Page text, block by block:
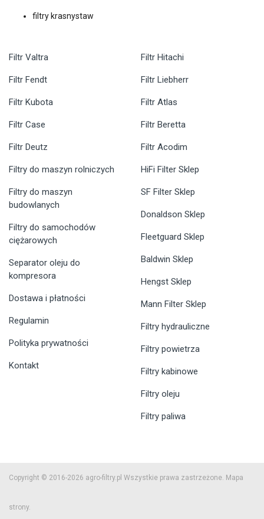
filtry krasnystaw
Filtr Valtra
Filtr Fendt
Filtr Kubota
Filtr Case
Filtr Deutz
Filtr Hitachi
Filtr Liebherr
Filtr Atlas
Filtr Beretta
Filtr Acodim
Filtry do maszyn rolniczych
Filtry do maszyn
budowlanych
Filtry do samochodów
ciężarowych
Separator oleju do
kompresora
Dostawa i płatności
Regulamin
Polityka prywatności
Kontakt
HiFi Filter Sklep
SF Filter Sklep
Donaldson Sklep
Fleetguard Sklep
Baldwin Sklep
Hengst Sklep
Mann Filter Sklep
Filtry hydrauliczne
Filtry powietrza
Filtry kabinowe
Filtry oleju
Filtry paliwa
Copyright © 2016-2026 agro-filtry.pl Wszystkie prawa zastrzeżone. Mapa
strony.